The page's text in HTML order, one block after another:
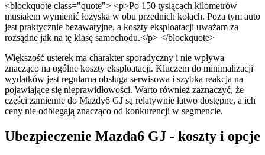
<blockquote class="quote"> <p>Po 150 tysiącach kilometrów
musiałem wymienić łożyska w obu przednich kołach. Poza tym auto
jest praktycznie bezawaryjne, a koszty eksploatacji uważam za
rozsądne jak na tę klasę samochodu.</p> </blockquote>
Większość usterek ma charakter sporadyczny i nie wpływa
znacząco na ogólne koszty eksploatacji. Kluczem do minimalizacji
wydatków jest regularna obsługa serwisowa i szybka reakcja na
pojawiające się nieprawidłowości. Warto również zaznaczyć, że
części zamienne do Mazdy6 GJ są relatywnie łatwo dostępne, a ich
ceny nie odbiegają znacząco od konkurencji w segmencie.
Ubezpieczenie Mazda6 GJ - koszty i opcje